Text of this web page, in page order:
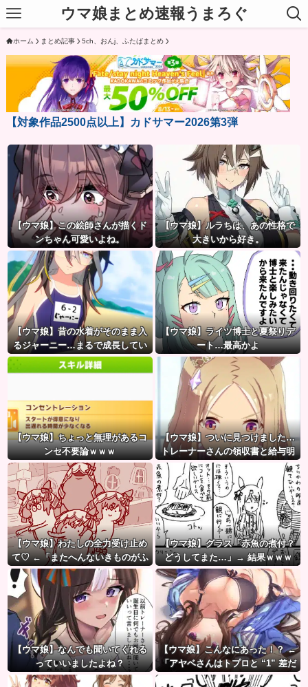
ウマ娘まとめ速報うまろぐ
ホーム まとめ記事 5ch、おんj、ふたばまとめ
【対象作品2500点以上】カドサマー2026第3弾
【ウマ娘】この絵師さんが描くド
ンちゃん可愛いよね。
【ウマ娘】ルラちは、あの性格で
大きいから好き。
【ウマ娘】昔の水着がそのまま入
るジャーニー…まるで成長してい
ない！？
【ウマ娘】ライツ博士と夏祭りデ
ート…最高かよ
【ウマ娘】ちょっと無理があるコ
ンセ不要論ｗｗｗ
【ウマ娘】ついに見つけました…
トレーナーさんの領収書と給与明
細！！
【ウマ娘】わたしの全力受け止め
て♡ ←「またへんないきものがふ
えてる…」
【ウマ娘】グラス「赤魚の煮付？
どうしてまた…」→ 結果ｗｗｗ
【ウマ娘】なんでも聞いてくれる
っていいましたよね？
【ウマ娘】こんなにあった！？ ←
「アヤベさんはトプロと “1” 差だ
ぞ」